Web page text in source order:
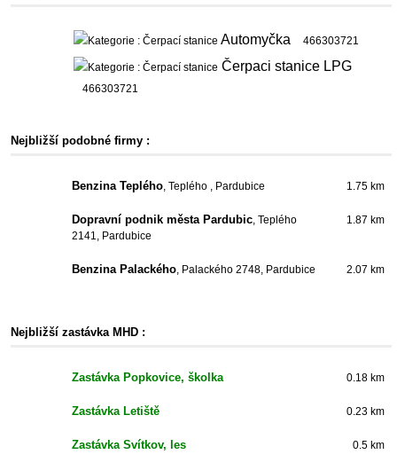
Automyčka 466303721
Čerpaci stanice LPG
466303721
Nejbližší podobné firmy :
Benzina Teplého, Teplého , Pardubice 1.75 km
Dopravní podnik města Pardubic, Teplého
2141, Pardubice
1.87 km
Benzina Palackého, Palackého 2748, Pardubice 2.07 km
Nejbližší zastávka MHD :
Zastávka Popkovice, školka 0.18 km
Zastávka Letiště 0.23 km
Zastávka Svítkov, les 0.5 km